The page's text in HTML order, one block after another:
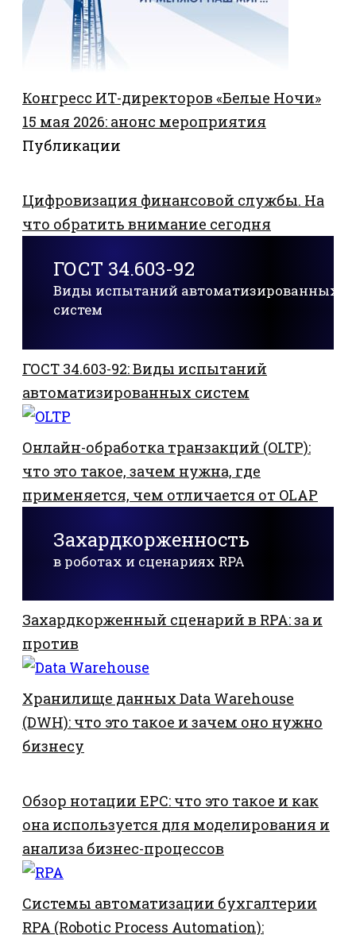
Конгресс ИТ-директоров «Белые Ночи»
15 мая 2026: анонс мероприятия
Публикации
Цифровизация финансовой службы. На
что обратить внимание сегодня
ГОСТ 34.603-92
Виды испытаний автоматизированных
систем
ГОСТ 34.603-92: Виды испытаний
автоматизированных систем
Онлайн-обработка транзакций (OLTP):
что это такое, зачем нужна, где
применяется, чем отличается от OLAP
Захардкорженность
в роботах и сценариях RPA
Захардкорженный сценарий в RPA: за и
против
Хранилище данных Data Warehouse
(DWH): что это такое и зачем оно нужно
бизнесу
Обзор нотации EPC: что это такое и как
она используется для моделирования и
анализа бизнес-процессов
Системы автоматизации бухгалтерии
RPA (Robotic Process Automation):